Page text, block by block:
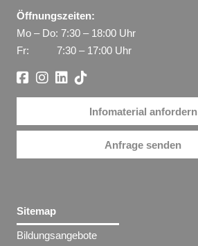
Öffnungszeiten:
Mo – Do: 7:30 – 18:00 Uhr
Fr: 7:30 – 17:00 Uhr
Infomaterial anfordern
Anfrage senden
Sitemap
Bildungsangebote